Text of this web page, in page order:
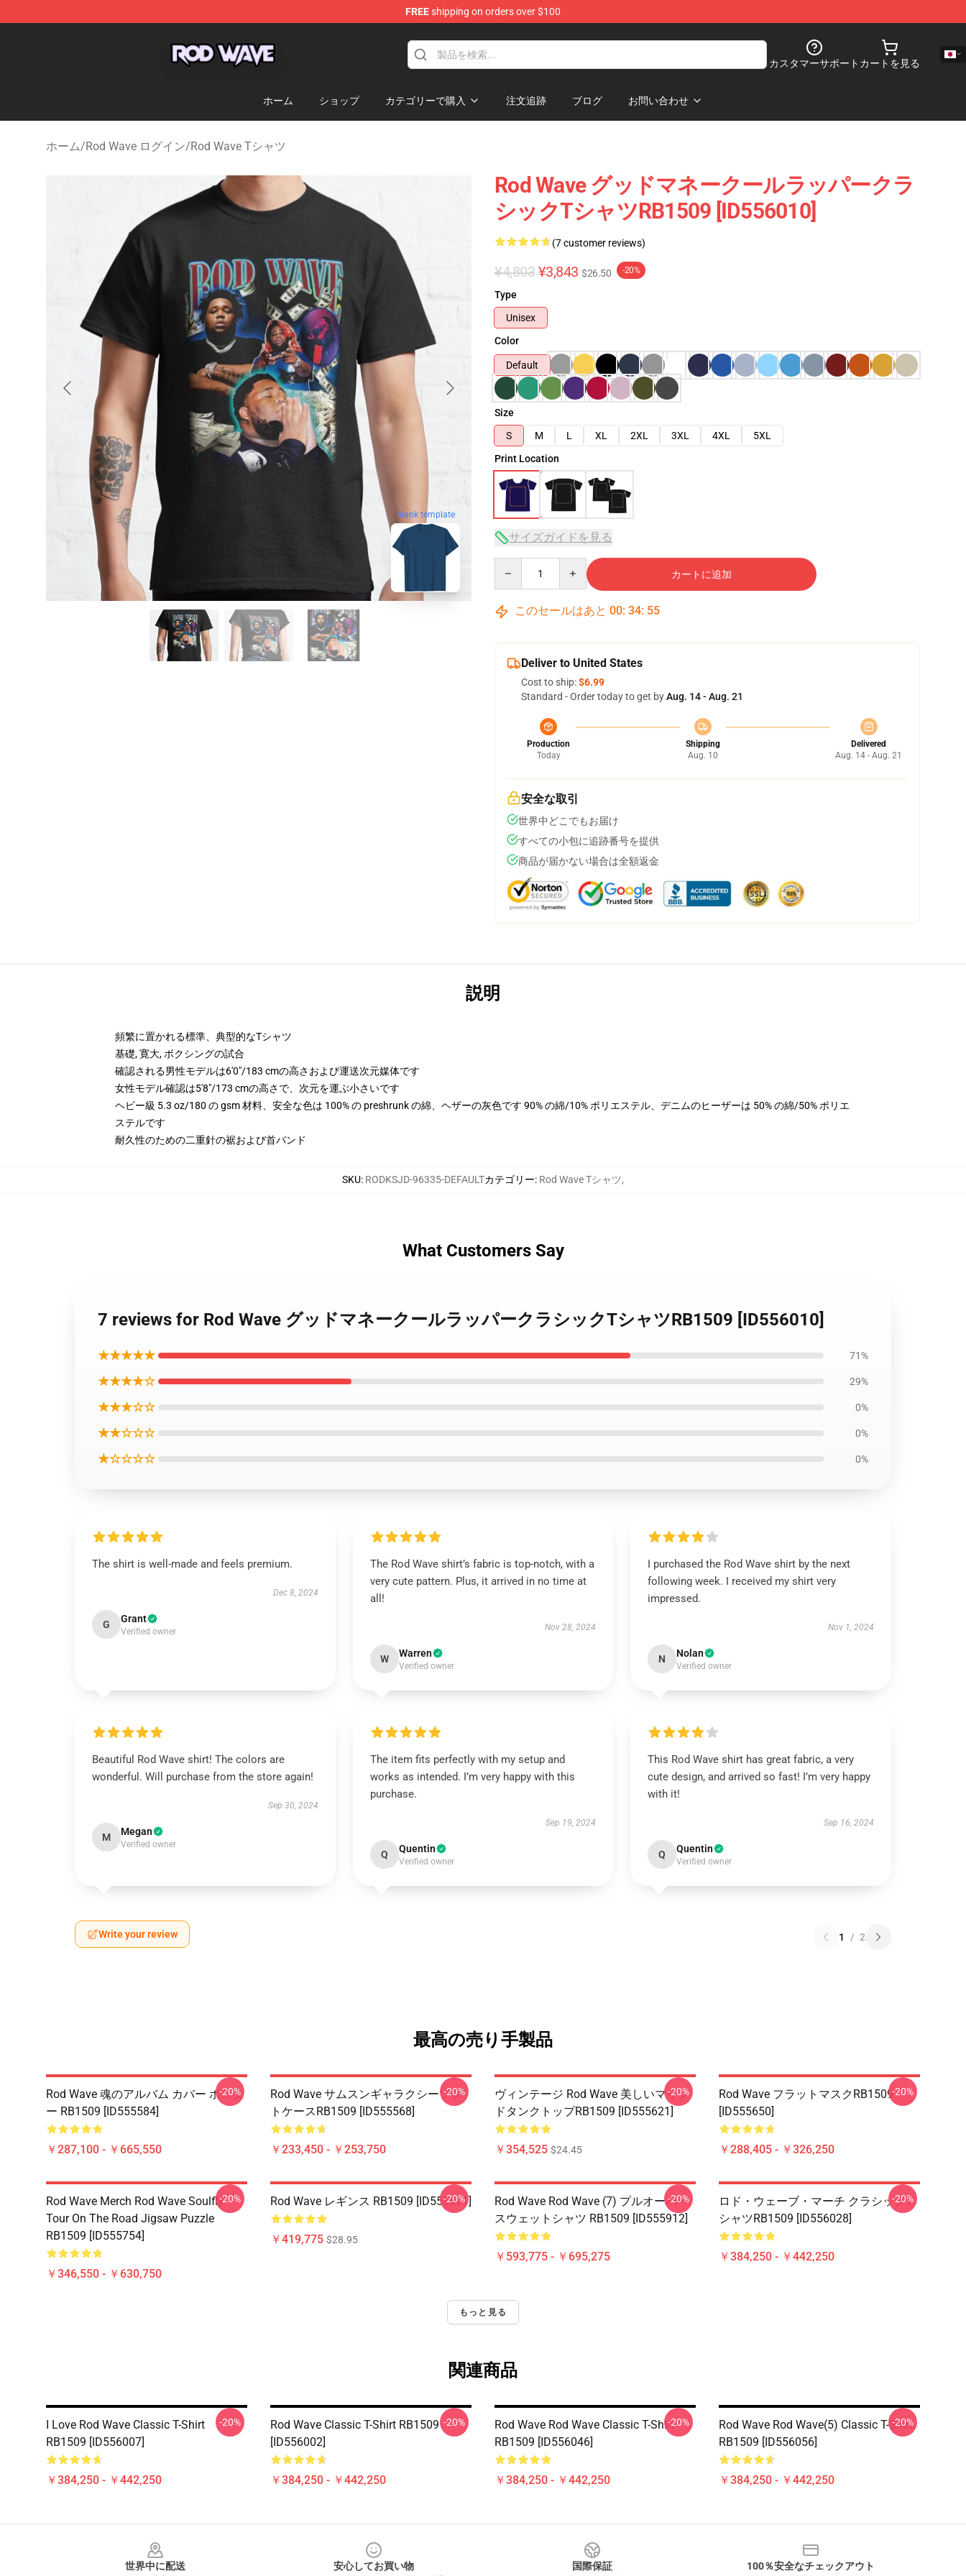
FREEshipping on orders over $100
カスタマーサポート カートを見る
ホーム ショップ カテゴリーで購入 注文追跡 ブログ お問い合わせ
ホーム/Rod Wave ログイン/Rod Wave Tシャツ
blank template
Rod Wave グッドマネークールラッパークラ
シックTシャツRB1509 [ID556010]
(7 customer reviews)
¥4,803 ¥3,843 $26.50 -20%
Type
Unisex
Color
Default
Size
S
M L XL 2XL 3XL 4XL
5XL
Print Location
サイズガイドを見る
カートに追加
このセールはあと 00: 34: 54
Deliver to United States
Cost to ship:$6.99
Standard - Order today to get byAug. 14 - Aug. 21
Production
Today
Shipping
Aug. 10
Delivered
Aug. 14 - Aug. 21
安全な取引
世界中どこでもお届け
すべての小包に追跡番号を提供
商品が届かない場合は全額返金
説明
頻繁に置かれる標準、典型的なTシャツ
基礎, 寛大, ボクシングの試合
確認される男性モデルは6'0"/183 cmの高さおよび運送次元媒体です
女性モデル確認は5'8"/173 cmの高さで、次元を運ぶ小さいです
ヘビー級 5.3 oz/180 の gsm 材料、安全な色は 100% の preshrunk の綿、ヘザーの灰色です 90% の綿/10% ポリエステル、デニムのヒーザーは 50% の綿/50% ポリエ
ステルです
耐久性のための二重針の裾および首バンド
SKU: RODKSJD-96335-DEFAULTカテゴリー: Rod Wave Tシャツ,
What Customers Say
7 reviews for Rod Wave グッドマネークールラッパークラシックTシャツRB1509 [ID556010]
★★★★★ 71%
★★★★☆ 29%
★★★☆☆ 0%
★★☆☆☆ 0%
★☆☆☆☆ 0%
The shirt is well-made and feels premium.
Dec 8, 2024
G Grant
Verified owner
The Rod Wave shirt’s fabric is top-notch, with a
very cute pattern. Plus, it arrived in no time at
all!
Nov 28, 2024
W Warren
Verified owner
I purchased the Rod Wave shirt by the next
following week. I received my shirt very
impressed.
Nov 1, 2024
N Nolan
Verified owner
Beautiful Rod Wave shirt! The colors are
wonderful. Will purchase from the store again!
Sep 30, 2024
M Megan
Verified owner
The item fits perfectly with my setup and
works as intended. I’m very happy with this
purchase.
Sep 19, 2024
Q Quentin
Verified owner
This Rod Wave shirt has great fabric, a very
cute design, and arrived so fast! I’m very happy
with it!
Sep 16, 2024
Q Quentin
Verified owner
Write your review 1 / 2
最高の売り手製品
Rod Wave 魂のアルバム カバー ポスタ
ー RB1509 [ID555584]
￥287,100 - ￥665,550
-20%
Rod Wave サムスンギャラクシーソフ
トケースRB1509 [ID555568]
￥233,450 - ￥253,750
-20%
ヴィンテージ Rod Wave 美しいマイン
ドタンクトップRB1509 [ID555621]
￥354,525 $24.45
-20%
Rod Wave フラットマスクRB1509
[ID555650]
￥288,405 - ￥326,250
-20%
Rod Wave Merch Rod Wave Soulfly
Tour On The Road Jigsaw Puzzle
RB1509 [ID555754]
￥346,550 - ￥630,750
-20% Rod Wave レギンス RB1509 [ID555671]
￥419,775 $28.95
-20%
Rod Wave Rod Wave (7) プルオーバー
スウェットシャツ RB1509 [ID555912]
￥593,775 - ￥695,275
-20%
ロド・ウェーブ・マーチ クラシックT
シャツRB1509 [ID556028]
￥384,250 - ￥442,250
-20%
もっと見る
関連商品
I Love Rod Wave Classic T-Shirt
RB1509 [ID556007]
￥384,250 - ￥442,250
-20%
Rod Wave Classic T-Shirt RB1509
[ID556002]
￥384,250 - ￥442,250
-20%
Rod Wave Rod Wave Classic T-Shirt
RB1509 [ID556046]
￥384,250 - ￥442,250
-20%
Rod Wave Rod Wave(5) Classic T-Shirt
RB1509 [ID556056]
￥384,250 - ￥442,250
-20%
世界中に配送
安心してお買い物
国際保証
100％安全なチェックアウト